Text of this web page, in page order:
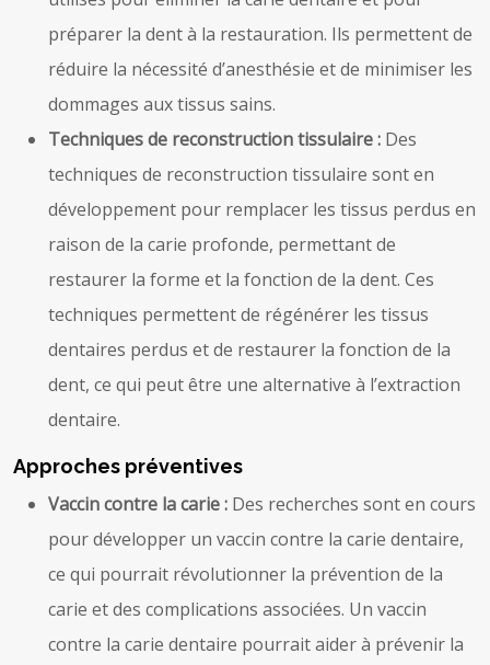
préparer la dent à la restauration. Ils permettent de
réduire la nécessité d’anesthésie et de minimiser les
dommages aux tissus sains.
Techniques de reconstruction tissulaire : Des
techniques de reconstruction tissulaire sont en
développement pour remplacer les tissus perdus en
raison de la carie profonde, permettant de
restaurer la forme et la fonction de la dent. Ces
techniques permettent de régénérer les tissus
dentaires perdus et de restaurer la fonction de la
dent, ce qui peut être une alternative à l’extraction
dentaire.
Approches préventives
Vaccin contre la carie : Des recherches sont en cours
pour développer un vaccin contre la carie dentaire,
ce qui pourrait révolutionner la prévention de la
carie et des complications associées. Un vaccin
contre la carie dentaire pourrait aider à prévenir la